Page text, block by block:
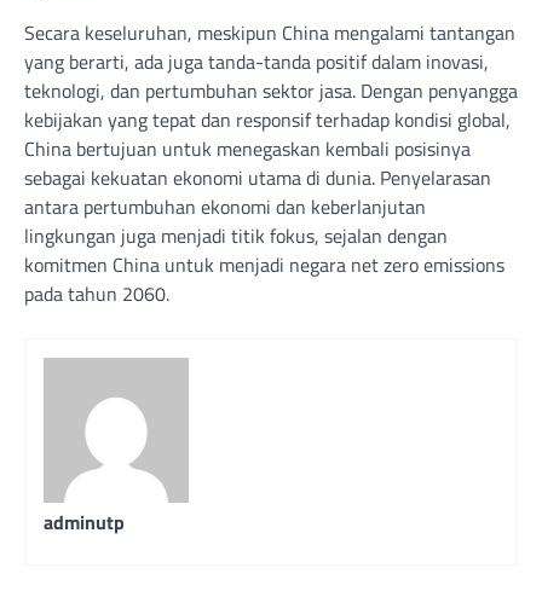
Secara keseluruhan, meskipun China mengalami tantangan
yang berarti, ada juga tanda-tanda positif dalam inovasi,
teknologi, dan pertumbuhan sektor jasa. Dengan penyangga
kebijakan yang tepat dan responsif terhadap kondisi global,
China bertujuan untuk menegaskan kembali posisinya
sebagai kekuatan ekonomi utama di dunia. Penyelarasan
antara pertumbuhan ekonomi dan keberlanjutan
lingkungan juga menjadi titik fokus, sejalan dengan
komitmen China untuk menjadi negara net zero emissions
pada tahun 2060.
adminutp